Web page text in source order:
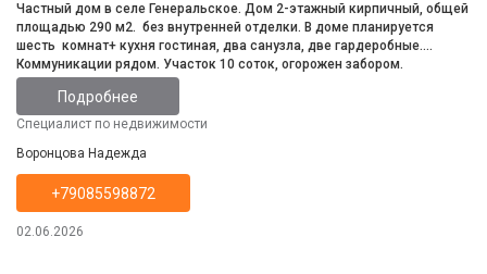
Частный дом в селе Генеральское. Дом 2-этажный кирпичный, общей
площадью 290 м2. без внутренней отделки. В доме планируется
шесть комнат+ кухня гостиная, два санузла, две гардеробные.
Коммуникации рядом. Участок 10 соток, огорожен забором.
Подробнее
Специалист по недвижимости
Воронцова Надежда
+79085598872
02.06.2026